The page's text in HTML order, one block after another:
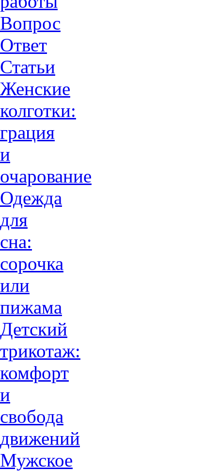
Вопрос
Ответ
Статьи
Женские
колготки:
грация
и
очарованиe
Одежда
для
сна:
сорочка
или
пижама
Детский
трикотаж:
комфорт
и
свобода
движений
Мужское